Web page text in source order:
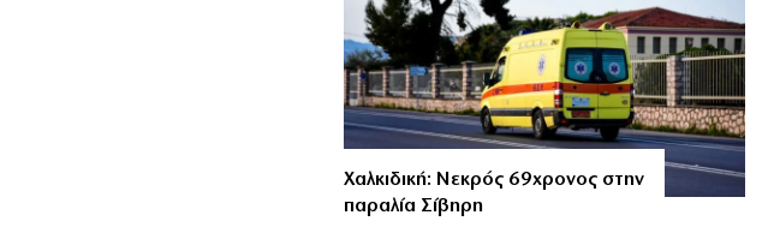
Χαλκιδική: Νεκρός 69χρονος στην
παραλία Σίβηρη